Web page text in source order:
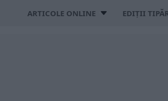
ARTICOLE ONLINE EDIȚII